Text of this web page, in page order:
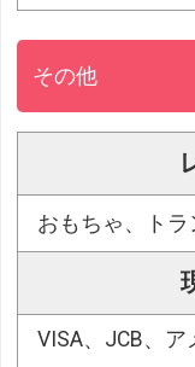
その他
おもちゃ、トラ
VISA、JCB、